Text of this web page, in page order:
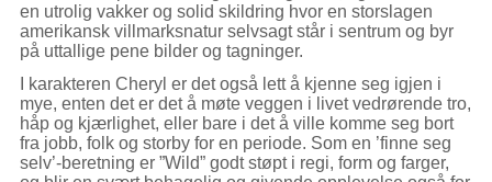
en utrolig vakker og solid skildring hvor en storslagen
amerikansk villmarksnatur selvsagt står i sentrum og byr
på uttallige pene bilder og tagninger.
I karakteren Cheryl er det også lett å kjenne seg igjen i
mye, enten det er det å møte veggen i livet vedrørende tro,
håp og kjærlighet, eller bare i det å ville komme seg bort
fra jobb, folk og storby for en periode. Som en ’finne seg
selv’-beretning er ”Wild” godt støpt i regi, form og farger,